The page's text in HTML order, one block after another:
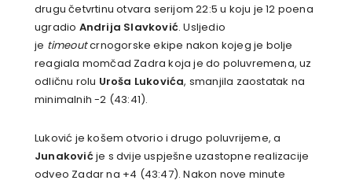
drugu četvrtinu otvara serijom 22:5 u koju je 12 poena
ugradio Andrija Slavković. Usljedio
je timeoutcrnogorske ekipe nakon kojeg je bolje
reagiala momčad Zadra koja je do poluvremena, uz
odličnu rolu Uroša Lukovića, smanjila zaostatak na
minimalnih -2 (43:41).
Luković je košem otvorio i drugo poluvrijeme, a
Junakovićje s dvije uspješne uzastopne realizacije
odveo Zadar na +4 (43:47). Nakon nove minute